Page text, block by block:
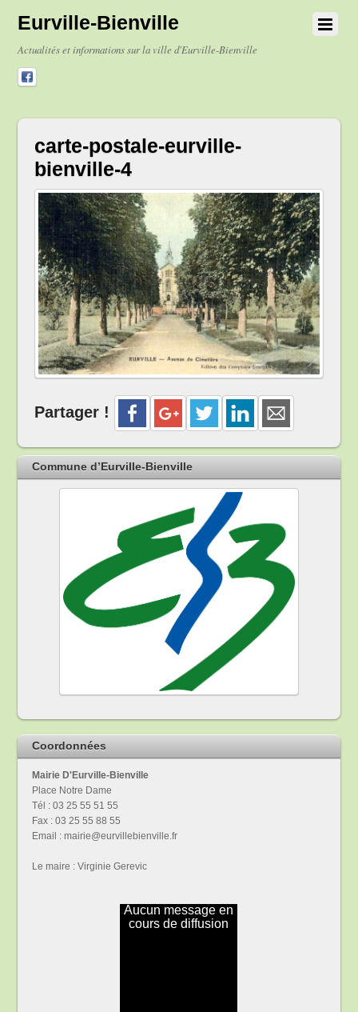
Eurville-Bienville
Actualités et informations sur la ville d'Eurville-Bienville
carte-postale-eurville-
bienville-4
Partager !
Commune d’Eurville-Bienville
Coordonnées
Mairie D'Eurville-Bienville
Place Notre Dame
Tél : 03 25 55 51 55
Fax : 03 25 55 88 55
Email : mairie@eurvillebienville.fr
Le maire : Virginie Gerevic